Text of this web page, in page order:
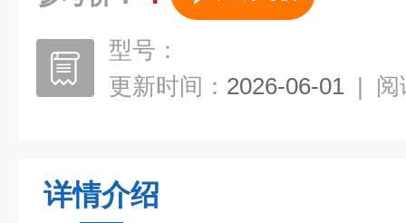
型号：
更新时间： 2026-06-01 | 阅
详情介绍